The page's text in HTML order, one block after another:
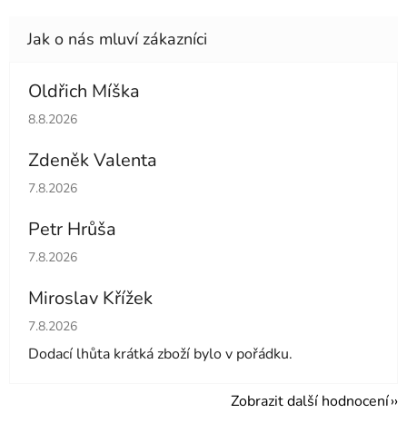
Oldřich Míška
Hodnocení obchodu je 5 z 5 hvězdiček.
8.8.2026
Zdeněk Valenta
Hodnocení obchodu je 5 z 5 hvězdiček.
7.8.2026
Petr Hrůša
Hodnocení obchodu je 5 z 5 hvězdiček.
7.8.2026
Miroslav Křížek
Hodnocení obchodu je 5 z 5 hvězdiček.
7.8.2026
Dodací lhůta krátká zboží bylo v pořádku.
Zobrazit další hodnocení